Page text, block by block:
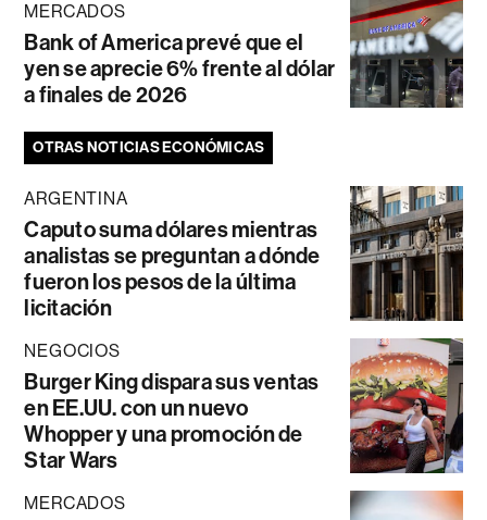
MERCADOS
Bank of America prevé que el
yen se aprecie 6% frente al dólar
a finales de 2026
OTRAS NOTICIAS ECONÓMICAS
ARGENTINA
Caputo suma dólares mientras
analistas se preguntan a dónde
fueron los pesos de la última
licitación
NEGOCIOS
Burger King dispara sus ventas
en EE.UU. con un nuevo
Whopper y una promoción de
Star Wars
MERCADOS